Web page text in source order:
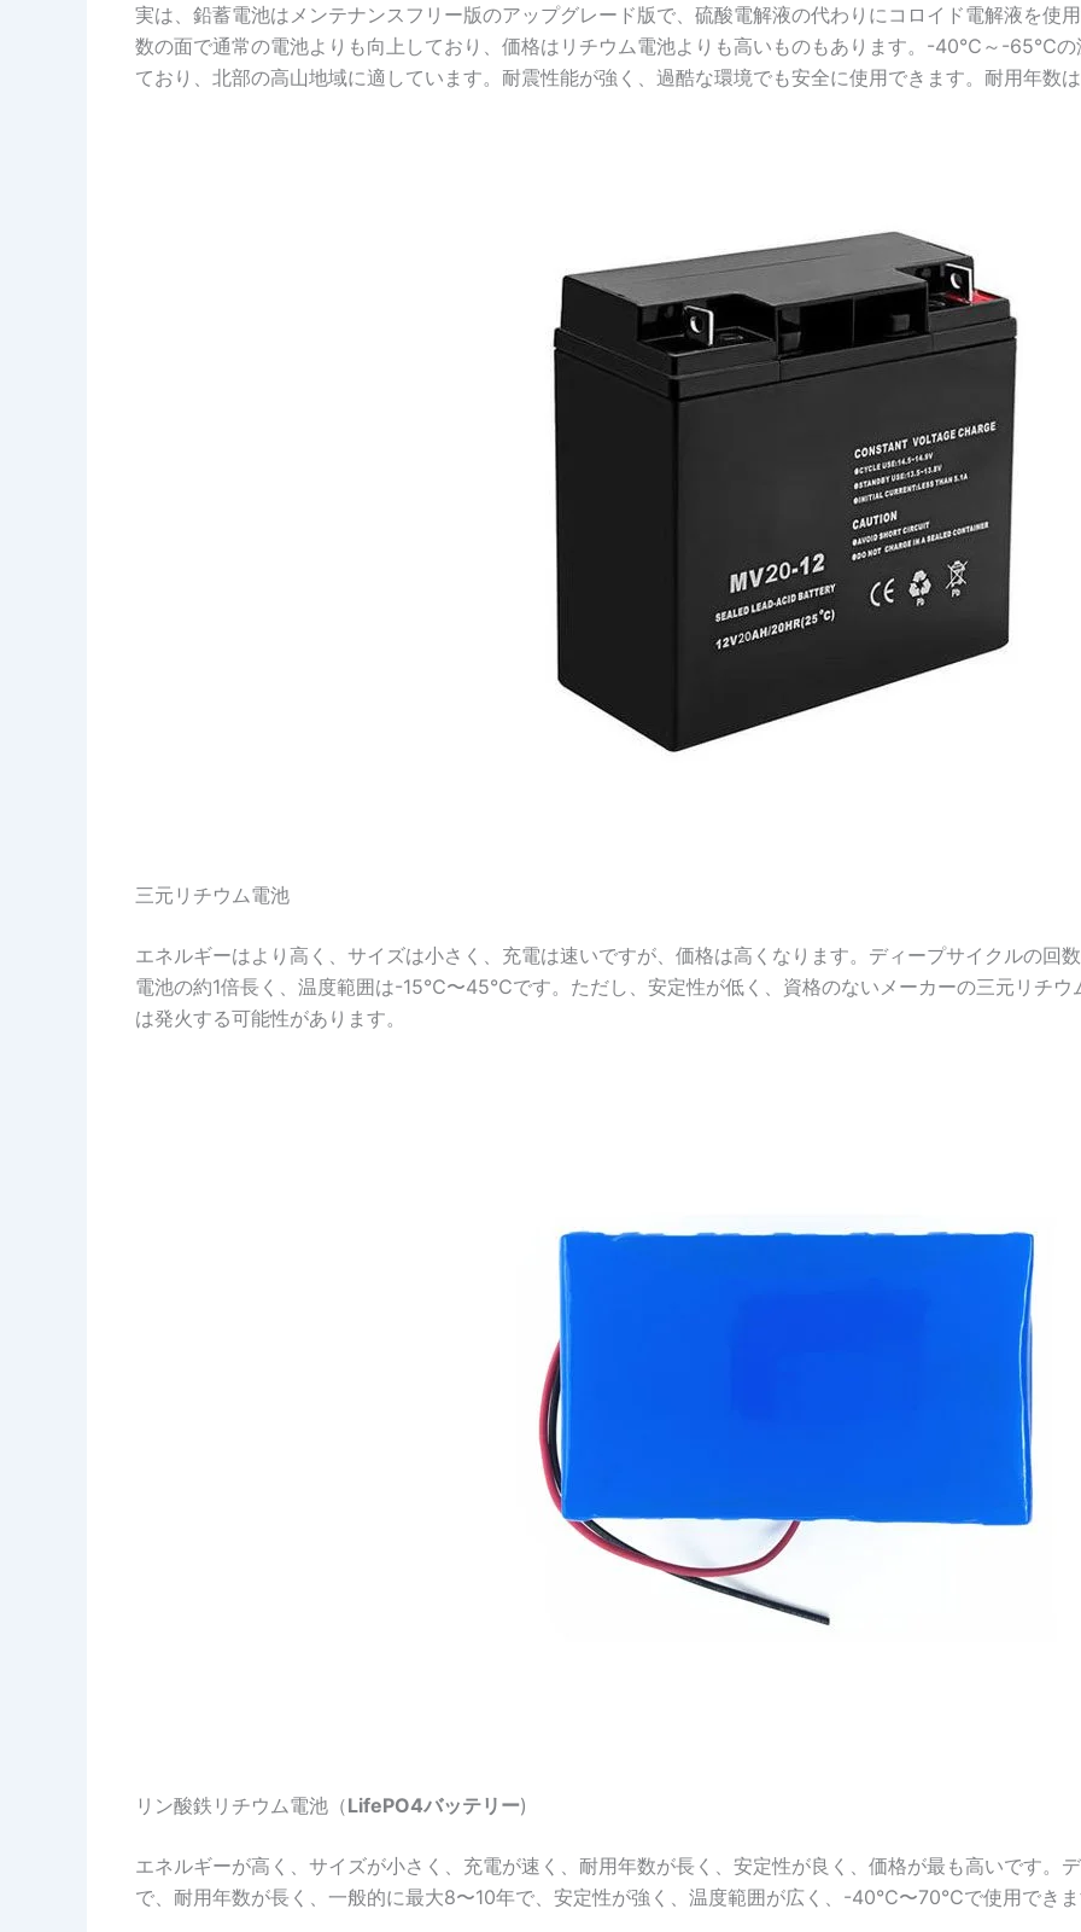
実は、鉛蓄電池はメンテナンスフリー版のアップグレード版で、硫酸電解液の代わりにコロイド電解液を使
数の面で通常の電池よりも向上しており、価格はリチウム電池よりも高いものもあります。-40℃～-65℃の
ており、北部の高山地域に適しています。耐震性能が強く、過酷な環境でも安全に使用できます。耐用年数
三元リチウム電池
エネルギーはより高く、サイズは小さく、充電は速いですが、価格は高くなります。ディープサイクルの
電池の約1倍長く、温度範囲は-15℃〜45℃です。ただし、安定性が低く、資格のないメーカーの三元リチウ
は発火する可能性があります。
リン酸鉄リチウム電池（LifePO4バッテリー)
エネルギーが高く、サイズが小さく、充電が速く、耐用年数が長く、安定性が良く、価格が最も高いです。
で、耐用年数が長く、一般的に最大8〜10年で、安定性が強く、温度範囲が広く、-40℃〜70℃で使用できま